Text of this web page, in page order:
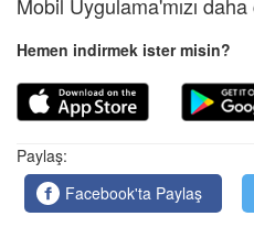
Hemen indirmek ister misin?
Paylaş:
Facebook'ta Paylaş